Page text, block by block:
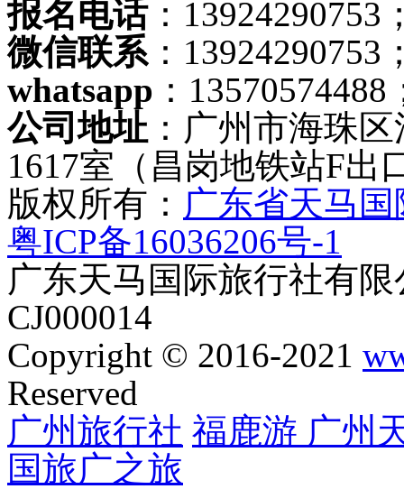
报名电话：13924290753
微信联系：13924290753
whatsapp ：13570574488
公司地址 ：广州市海珠
1617室（昌岗地铁站F出
版权所有： 广东省天马
粤ICP备16036206号-1
广东天马国际旅行社有
CJ000014
Copyright © 2016-2021
Reserved
广州旅行社 福鹿游 广州
国旅广之旅